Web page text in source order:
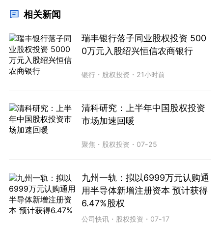
相关新闻
瑞丰银行落子同业股权投资 500
0万元入股绍兴恒信农商银行
银行 ・ 股权投资 ・ 21小时前
清科研究：上半年中国股权投资
市场加速回暖
聚焦 ・ 股权投资 ・ 07-25
九州一轨：拟以6999万元认购通
用半导体新增注册资本 预计获得
6.47%股权
公司快讯 ・ 股权投资 ・ 07-17